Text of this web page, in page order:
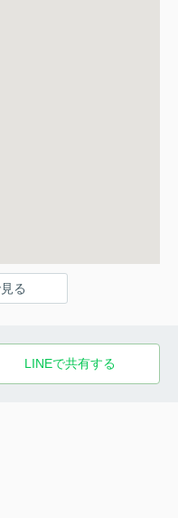
る
LINEで共有する